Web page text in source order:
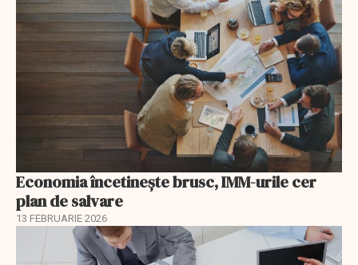
Economia încetinește brusc, IMM-urile cer
plan de salvare
13 FEBRUARIE 2026